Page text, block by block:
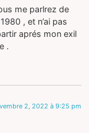
me parlrez de
, et n’ai pas
aprés mon exil
.
2, 2022 à 9:25 pm